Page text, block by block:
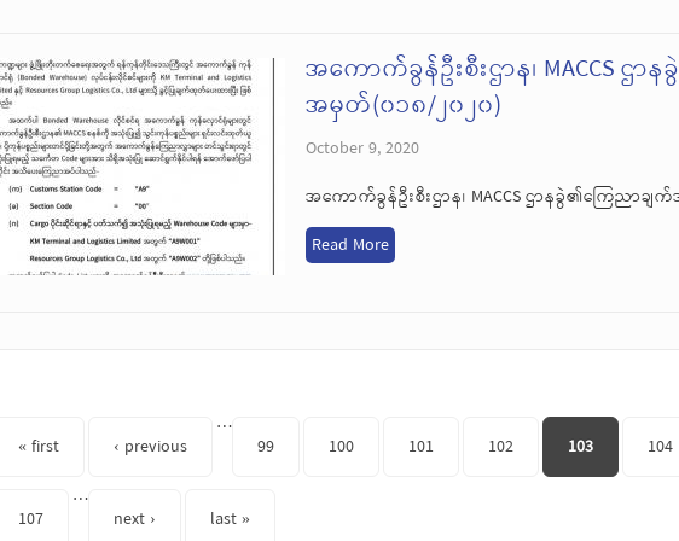
အကောက်ခွန်ဦးစီးဌာန၊ MACCS ဌ
အမှတ်(၀၁၈/၂၀၂၀)
October 9, 2020
အကောက်ခွန်ဦးစီးဌာန၊ MACCS ဌာနခွဲ၏ကြေညာခ
Read More
« first ‹ previous
…
99
100 101 102 103 104
107
…
next ›
last »